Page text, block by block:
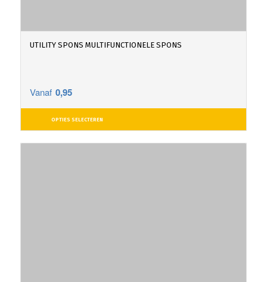
UTILITY SPONS MULTIFUNCTIONELE SPONS
Vanaf 0,95
OPTIES SELECTEREN